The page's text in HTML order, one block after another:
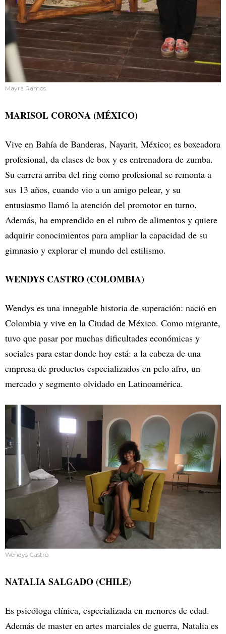
Mayra Ramos.
MARISOL CORONA (MÉXICO)
Vive en Bahía de Banderas, Nayarit, México; es boxeadora
profesional, da clases de box y es entrenadora de zumba.
Su carrera arriba del ring como profesional se remonta a
sus 13 años, cuando vio a un amigo pelear, y su
entusiasmo llamó la atención del promotor en turno.
Además, ha emprendido en el rubro de alimentos y quiere
adquirir conocimientos para ampliar la capacidad de su
gimnasio y explorar el mundo del estilismo.
WENDYS CASTRO (COLOMBIA)
Wendys es una innegable historia de superación: nació en
Colombia y vive en la Ciudad de México. Como migrante,
tuvo que pasar por muchas dificultades económicas y
sociales para estar donde hoy está: a la cabeza de una
empresa de productos especializados en pelo afro, un
mercado y segmento olvidado en Latinoamérica.
Wendys Castro.
NATALIA SALGADO (CHILE)
Es psicóloga clínica, especializada en menores de edad.
Además de master en artes marciales de guerra, Natalia es